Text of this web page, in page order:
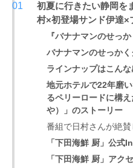
初夏に行きたい静岡を
村×初登場サンド伊達×
『バナナマンのせっ
バナナマンのせっか
ラインナップはこんな
地元ホテルで22年磨
るペリーロードに構
や）」のストーリー
番組で日村さんが絶
「下田海鮮 厨」公式
「下田海鮮 厨」アク